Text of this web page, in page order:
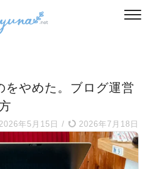
をやめた。ブログ運営
2026年5月15日 / 2026年7月18日